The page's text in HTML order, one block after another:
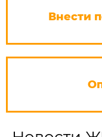
Внести